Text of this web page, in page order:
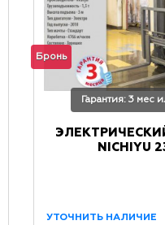
Бронь
Гарантия: 3 мес
NICHIYU
УТОЧНИТЬ НАЛИЧИЕ